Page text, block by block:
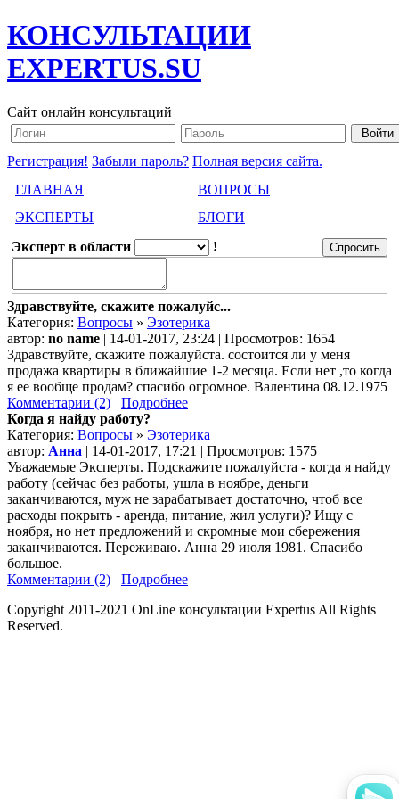
КОНСУЛЬТАЦИИ
EXPERTUS.SU
Сайт онлайн консультаций
Регистрация! Забыли пароль? Полная версия сайта.
ГЛАВНАЯ
ВОПРОСЫ
ЭКСПЕРТЫ
БЛОГИ
Эксперт в области
!
Здравствуйте, скажите пожалуйс...
Категория: Вопросы » Эзотерика
автор: no name | 14-01-2017, 23:24 | Просмотров: 1654
Здравствуйте, скажите пожалуйста. состоится ли у меня
продажа квартиры в ближайшие 1-2 месяца. Если нет ,то когда
я ее вообще продам? спасибо огромное. Валентина 08.12.1975
Комментарии (2)
Подробнее
Когда я найду работу?
Категория: Вопросы » Эзотерика
автор: Анна | 14-01-2017, 17:21 | Просмотров: 1575
Уважаемые Эксперты. Подскажите пожалуйста - когда я найду
работу (сейчас без работы, ушла в ноябре, деньги
заканчиваются, муж не зарабатывает достаточно, чтоб все
расходы покрыть - аренда, питание, жил услуги)? Ищу с
ноября, но нет предложений и скромные мои сбережения
заканчиваются. Переживаю. Анна 29 июля 1981. Спасибо
большое.
Комментарии (2)
Подробнее
Copyright 2011-2021 OnLine консультации Expertus All Rights
Reserved.